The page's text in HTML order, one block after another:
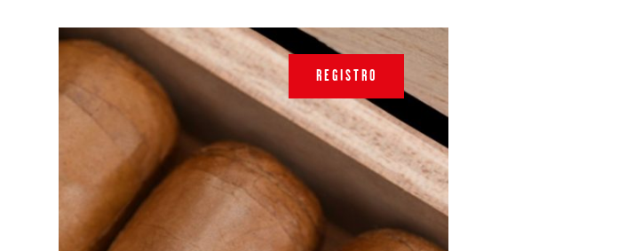
REGISTRO